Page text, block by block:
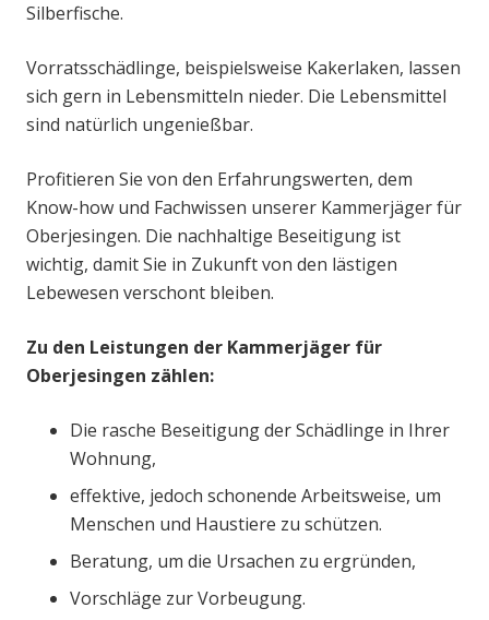
Silberfische.
Vorratsschädlinge, beispielsweise Kakerlaken, lassen
sich gern in Lebensmitteln nieder. Die Lebensmittel
sind natürlich ungenießbar.
Profitieren Sie von den Erfahrungswerten, dem
Know-how und Fachwissen unserer Kammerjäger für
Oberjesingen. Die nachhaltige Beseitigung ist
wichtig, damit Sie in Zukunft von den lästigen
Lebewesen verschont bleiben.
Zu den Leistungen der Kammerjäger für
Oberjesingen zählen:
Die rasche Beseitigung der Schädlinge in Ihrer
Wohnung,
effektive, jedoch schonende Arbeitsweise, um
Menschen und Haustiere zu schützen.
Beratung, um die Ursachen zu ergründen,
Vorschläge zur Vorbeugung.